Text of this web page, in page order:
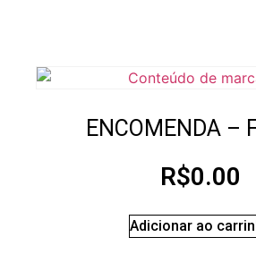
ENCOMENDA –
R$0.00
Adicionar ao